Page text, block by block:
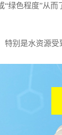
色程度”从而
是水资源受